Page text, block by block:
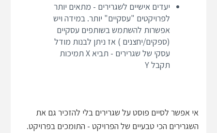
יעדים אישיים לשגרירים - מתאים יותר
לפרויקטים "עסקיים" יותר. במידה ויש
אפשרות להשתמש בשותפים עסקיים
(ספקים/יחצנים ) אז ניתן לבנות מודל
עסקי של שגרירים - תביא X תמיכות
תקבל Y
אי אפשר לסיים פוסט על שגרירים בלי להזכיר גם את
השגרירים הכי טבעיים של הפרויקט - התומכים בפרויקט.